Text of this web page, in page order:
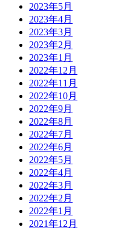
2023年5月
2023年4月
2023年3月
2023年2月
2023年1月
2022年12月
2022年11月
2022年10月
2022年9月
2022年8月
2022年7月
2022年6月
2022年5月
2022年4月
2022年3月
2022年2月
2022年1月
2021年12月